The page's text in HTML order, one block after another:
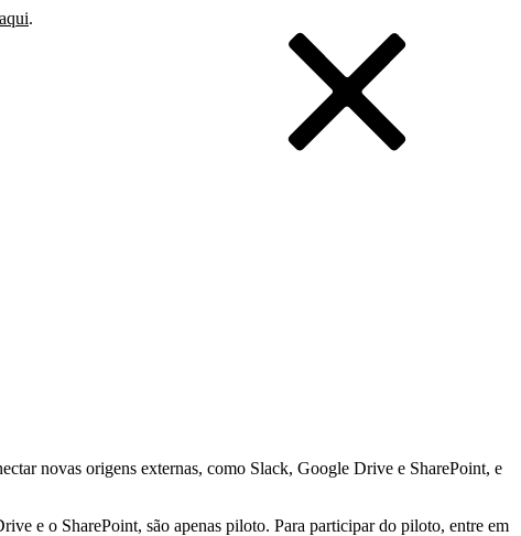
aqui.
novas origens externas, como Slack, Google Drive e SharePoint, e
e o SharePoint, são apenas piloto. Para participar do piloto, entre em